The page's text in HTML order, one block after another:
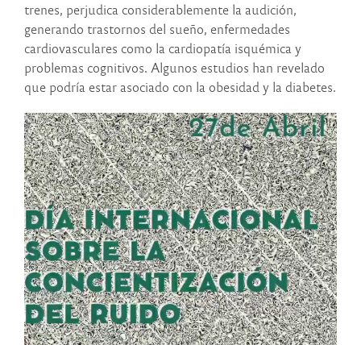
trenes, perjudica considerablemente la audición,
generando trastornos del sueño, enfermedades
cardiovasculares como la cardiopatía isquémica y
problemas cognitivos. Algunos estudios han revelado
que podría estar asociado con la obesidad y la diabetes.